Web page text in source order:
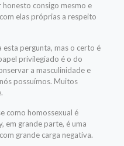
consigo mesmo e
elas próprias a respeito
esta pergunta, mas o certo é
privilegiado é o do
a masculinidade e
possuímos. Muitos
como homossexual é
em grande parte, é uma
grande carga negativa.